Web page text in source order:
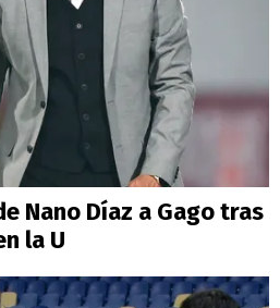
Nano Díaz a Gago tras
la U